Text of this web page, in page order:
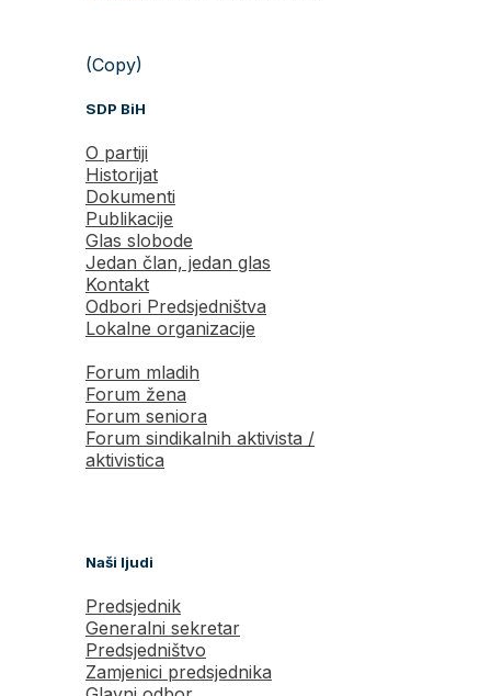
(Copy)
SDP BiH
O partiji
Historijat
Dokumenti
Publikacije
Glas slobode
Jedan član, jedan glas
Kontakt
Odbori Predsjedništva
Lokalne organizacije
Forum mladih
Forum žena
Forum seniora
Forum sindikalnih aktivista /
aktivistica
Naši ljudi
Predsjednik
Generalni sekretar
Predsjedništvo
Zamjenici predsjednika